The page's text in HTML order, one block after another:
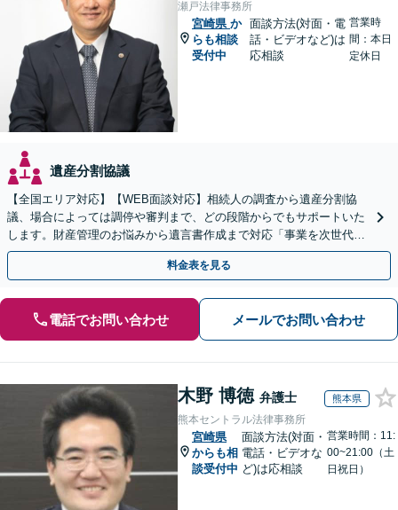
瀬戸法律事務所
宮崎県 か
らも相談
受付中
面談方法(対面・電
話・ビデオなど)は
応相談
営業時
間：本日
定休日
遺産分割協議
【全国エリア対応】【WEB面談対応】相続人の調査から遺産分割協
議、場合によっては調停や審判まで、どの段階からでもサポートいた
します。財産管理のお悩みから遺言書作成まで対応「事業を次世代に
引き継ぐ安心の事業承継をサポート」【完全個室相談】
料金表を見る
電話でお問い合わせ メールでお問い合わせ
木野 博徳 弁護士 熊本県
熊本セントラル法律事務所
宮崎県
からも相
談受付中
面談方法(対面・
電話・ビデオな
ど)は応相談
営業時間：11:
00~21:00（土
日祝日）